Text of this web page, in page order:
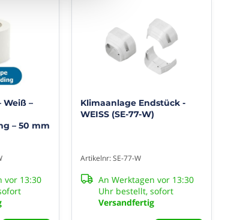
Weiß –
– 50 mm
vor 13:30
Klimaanlage Endstück -
WEISS (SE-77-W)
Artikelnr: SE-77-W
An Werktagen vor 13:30
Uhr bestellt, sofort
Versandfertig